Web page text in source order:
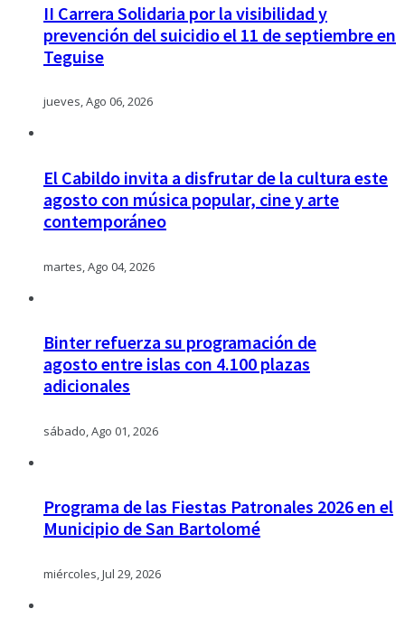
II Carrera Solidaria por la visibilidad y
prevención del suicidio el 11 de septiembre en
Teguise
jueves, Ago 06, 2026
El Cabildo invita a disfrutar de la cultura este
agosto con música popular, cine y arte
contemporáneo
martes, Ago 04, 2026
Binter refuerza su programación de
agosto entre islas con 4.100 plazas
adicionales
sábado, Ago 01, 2026
Programa de las Fiestas Patronales 2026 en el
Municipio de San Bartolomé
miércoles, Jul 29, 2026